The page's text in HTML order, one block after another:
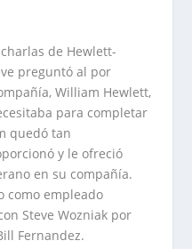
de Hewlett-
preguntó al por
William Hewlett,
para completar
quedó tan
y le ofreció
en su compañía.
como empleado
Steve Wozniak por
Fernandez.